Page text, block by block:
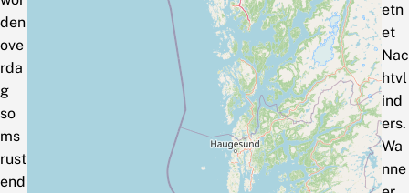
den
ove
rda
g
so
ms
rust
end
etn
et
Nac
htvl
ind
ers.
Wa
nne